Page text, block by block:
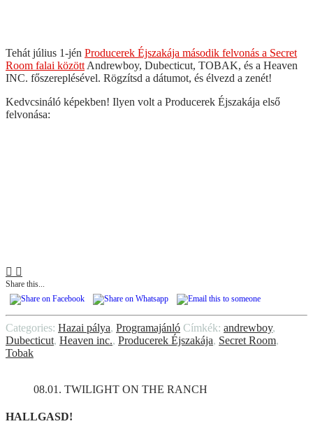
Tehát július 1-jén Producerek Éjszakája második felvonás a Secret
Room falai között Andrewboy, Dubecticut, TOBAK, és a Heaven
INC. főszereplésével. Rögzítsd a dátumot, és élvezd a zenét!
Kedvcsináló képekben! Ilyen volt a Producerek Éjszakája első
felvonása:
Share this...
Categories: Hazai pálya, Programajánló Címkék: andrewboy,
Dubecticut, Heaven inc., Producerek Éjszakája, Secret Room,
Tobak
08.01. TWILIGHT ON THE RANCH
HALLGASD!